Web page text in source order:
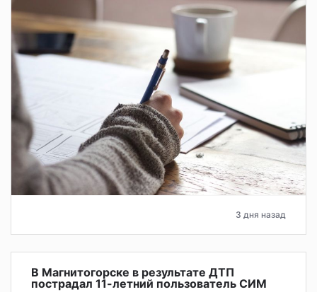
3 дня назад
В Магнитогорске в результате ДТП
пострадал 11-летний пользователь СИМ